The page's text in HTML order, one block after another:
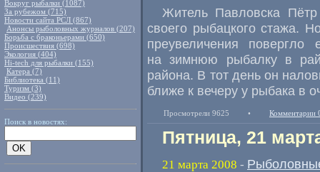
Вокруг рыбалки (1087)
За рубежом (715)
Новости сайта РСЛ (867)
Анонсы рыболовных журналов (207)
Борьба с браконьерами (650)
Происшествия (698)
Экология (404)
Hi-tech для рыбалки (155)
Катера (7)
Библиотека (11)
Туризм (3)
Видео (239)
Поиск в новостях:
Житель Павловска
своего рыбацкого стажа.
преувеличения
на зимнюю рыбалку в
района. В тот день он
ближе к вечеру у рыбака в
Просмотрели 9625 • Комментарии
Пятница, 21
21 марта 2008 -